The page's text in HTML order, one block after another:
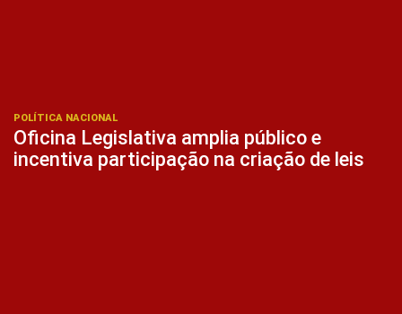
POLÍTICA NACIONAL
Oficina Legislativa amplia público e
incentiva participação na criação de leis